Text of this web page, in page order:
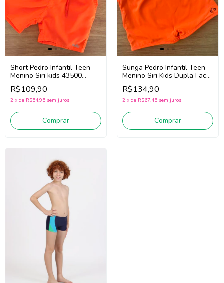
Short Pedro Infantil Teen
Menino Siri kids 43500
(Laranja Fluor)
R$109,90
2 x de R$54,95 sem juros
Comprar
Sunga Pedro Infantil Teen
Menino Siri Kids Dupla Face
Tech 40539 (Laranja
Neon/Preto)
R$134,90
2 x de R$67,45 sem juros
Comprar